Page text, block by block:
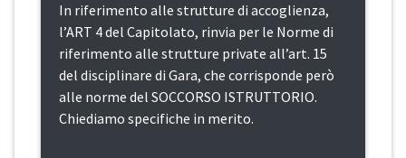
In riferimento alle strutture di accoglienza,
l’ART 4 del Capitolato, rinvia per le Norme di
riferimento alle strutture private all’art. 15
del disciplinare di Gara, che corrisponde però
alle norme del SOCCORSO ISTRUTTORIO.
Chiediamo specifiche in merito.